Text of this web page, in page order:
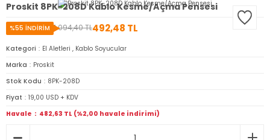
Proskit 8PK-208D Kablo Kesme/Açma Pensesi
1.094,40 TL492,48 TL
%55 İNDİRİM
Kategori El Aletleri , Kablo Soyucular
Marka
Proskit
Stok Kodu
8PK-208D
Fiyat
19,00 USD + KDV
Havale
482,63 TL (%2,00 havale indirimi)